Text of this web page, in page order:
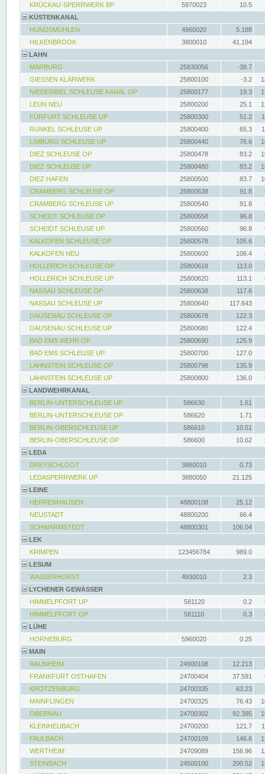
KRÜCKAU-SPERRWERK BP
5970023
10.5
KÜSTENKANAL
HUNDSMÜHLEN
4960020
5.188
HILKENBROOK
3800010
41.194
LAHN
MARBURG
25830056
-38.7
GIESSEN KLÄRWERK
25800100 -3.2
NIEDERBIEL SCHLEUSE KANAL OP
25800177 19.3
LEUN NEU
25800200 25.1
FÜRFURT SCHLEUSE UP
25800300 51.2
RUNKEL SCHLEUSE UP
25800400 65.3
LIMBURG SCHLEUSE UP
25800440 76.6
DIEZ SCHLEUSE OP
25800478 83.2
DIEZ SCHLEUSE UP
25800480 83.2
DIEZ HAFEN
25800500 83.7
CRAMBERG SCHLEUSE OP
25800538 91.8
CRAMBERG SCHLEUSE UP
25800540 91.8
SCHEIDT SCHLEUSE OP
25800558 96.8
SCHEIDT SCHLEUSE UP
25800560 96.8
KALKOFEN SCHLEUSE OP
25800578 105.6
KALKOFEN NEU
25800600 106.4
HOLLERICH SCHLEUSE OP
25800618 113.0
HOLLERICH SCHLEUSE UP
25800620 113.1
NASSAU SCHLEUSE OP
25800638 117.6
NASSAU SCHLEUSE UP
25800640 117.643
DAUSENAU SCHLEUSE OP
25800678 122.3
DAUSENAU SCHLEUSE UP
25800680 122.4
BAD EMS WEHR OP
25800690 125.9
BAD EMS SCHLEUSE UP
25800700 127.0
LAHNSTEIN SCHLEUSE OP
25800798 135.9
LAHNSTEIN SCHLEUSE UP
25800800 136.0
LANDWEHRKANAL
BERLIN-UNTERSCHLEUSE UP
586630 1.61
BERLIN-UNTERSCHLEUSE OP
586620 1.71
BERLIN-OBERSCHLEUSE UP
586610 10.51
BERLIN-OBERSCHLEUSE OP
586600 10.62
LEDA
DREYSCHLOOT
3880010
0.73
LEDASPERRWERK UP
3880050
21.125
LEINE
HERRENHAUSEN
48800108
25.12
NEUSTADT
48800200
66.4
SCHWARMSTEDT
48800301
106.04
LEK
KRIMPEN
123456784
989.0
LESUM
WASSERHORST
4930010
2.3
LYCHENER GEWÄSSER
HIMMELPFORT UP
581120 0.2
HIMMELPFORT OP
581110 0.3
LÜHE
HORNEBURG
5960020
0.25
MAIN
RAUNHEIM
24900108 12.213
FRANKFURT OSTHAFEN
24700404 37.591
KROTZENBURG
24700335
63.23
MAINFLINGEN
24700325 76.43
OBERNAU
24700302 92.385
KLEINHEUBACH
24700200 121.7
FAULBACH
24700109 146.6
WERTHEIM
24709089 156.96
STEINBACH
24500100 200.52